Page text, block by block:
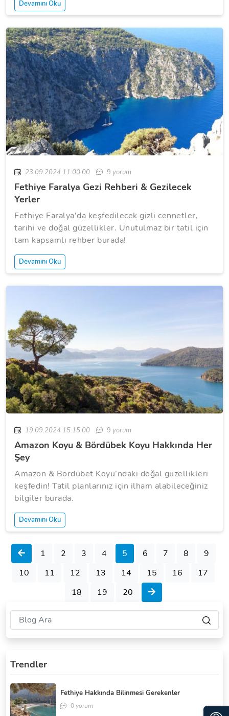
Devamını Oku
23.09.2024 11:00:00 9 yorum
Fethiye Faralya Gezi Rehberi & Gezilecek
Yerler
Fethiye Faralya'da keşfedilecek gizli cennetler,
tarihi ve doğal güzellikler. Unutulmaz bir tatil için
tam kapsamlı rehber burada!
Devamını Oku
19.09.2024 15:15:00 9 yorum
Amazon Koyu & Bördübek Koyu Hakkında Her
Şey
Amazon & Bördübet Koyu’ndaki doğal güzellikleri
keşfedin! Tatil planlarınız için ilham alabileceğiniz
bilgiler burada.
Devamını Oku
1 2 3 4 5 6 7 8
9
10
11 12 13 14 15 16
17
18
19 20
Trendler
Fethiye Hakkında Bilinmesi Gerekenler
0 yorum